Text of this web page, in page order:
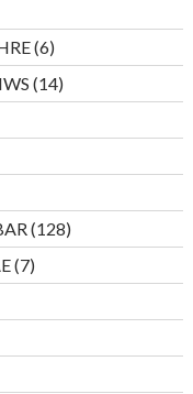
66
Produkte
1414
Produkte
128128
Produkte
77
Produkte